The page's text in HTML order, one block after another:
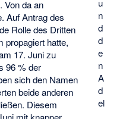
u
n
d
d
e
n
A
d
el
Von da an
Auf Antrag des
Rolle des Dritten
propagiert hatte,
17. Juni zu
96 % der
sich den Namen
beide anderen
Diesem